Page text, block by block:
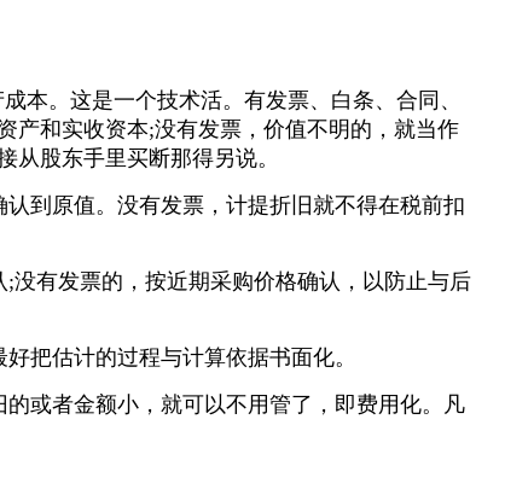
本。这是一个技术活。有发票、白条、合同、
产和实收资本;没有发票，价值不明的，就当作
从股东手里买断那得另说。
到原值。没有发票，计提折旧就不得在税前扣
没有发票的，按近期采购价格确认，以防止与后
把估计的过程与计算依据书面化。
或者金额小，就可以不用管了，即费用化。凡